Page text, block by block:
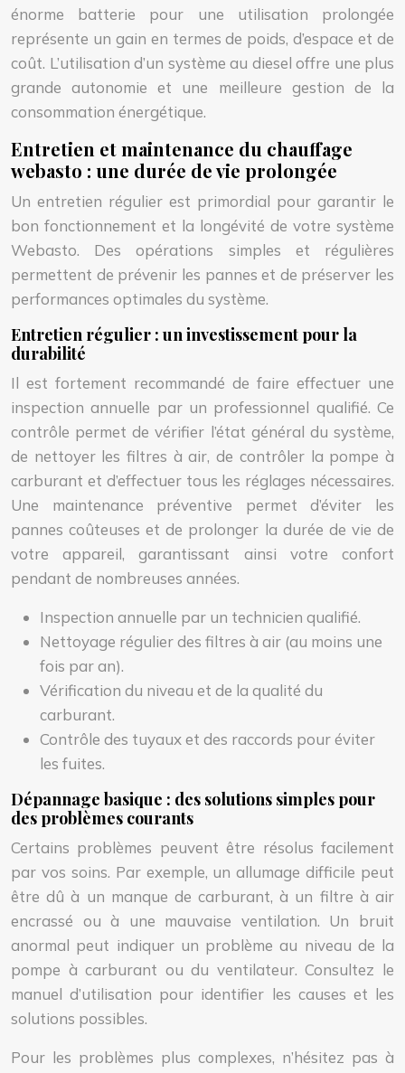
énorme batterie pour une utilisation prolongée
représente un gain en termes de poids, d’espace et de
coût. L’utilisation d’un système au diesel offre une plus
grande autonomie et une meilleure gestion de la
consommation énergétique.
Entretien et maintenance du chauffage
webasto : une durée de vie prolongée
Un entretien régulier est primordial pour garantir le
bon fonctionnement et la longévité de votre système
Webasto. Des opérations simples et régulières
permettent de prévenir les pannes et de préserver les
performances optimales du système.
Entretien régulier : un investissement pour la
durabilité
Il est fortement recommandé de faire effectuer une
inspection annuelle par un professionnel qualifié. Ce
contrôle permet de vérifier l’état général du système,
de nettoyer les filtres à air, de contrôler la pompe à
carburant et d’effectuer tous les réglages nécessaires.
Une maintenance préventive permet d’éviter les
pannes coûteuses et de prolonger la durée de vie de
votre appareil, garantissant ainsi votre confort
pendant de nombreuses années.
Inspection annuelle par un technicien qualifié.
Nettoyage régulier des filtres à air (au moins une
fois par an).
Vérification du niveau et de la qualité du
carburant.
Contrôle des tuyaux et des raccords pour éviter
les fuites.
Dépannage basique : des solutions simples pour
des problèmes courants
Certains problèmes peuvent être résolus facilement
par vos soins. Par exemple, un allumage difficile peut
être dû à un manque de carburant, à un filtre à air
encrassé ou à une mauvaise ventilation. Un bruit
anormal peut indiquer un problème au niveau de la
pompe à carburant ou du ventilateur. Consultez le
manuel d’utilisation pour identifier les causes et les
solutions possibles.
Pour les problèmes plus complexes, n’hésitez pas à